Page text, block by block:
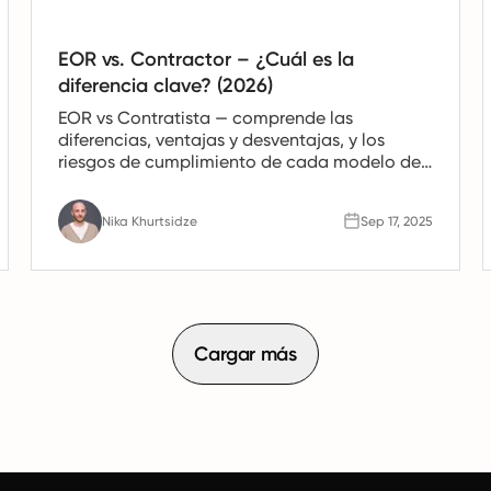
EOR vs. Contractor – ¿Cuál es la
diferencia clave? (2026)
EOR vs Contratista — comprende las
diferencias, ventajas y desventajas, y los
riesgos de cumplimiento de cada modelo de
ajuste a su estrategia de fuerza laboral
global.Nika Khurtsidze Sep 17, 2025
Cargar más